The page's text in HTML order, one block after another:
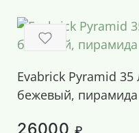
Evabrick Pyramid 35
бежевый, пирамида
26000 ₽